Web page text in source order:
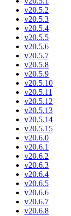
v20.5.2
v20.5.3
v20.5.4
v20.5.5
v20.5.6
v20.5.7
v20.5.8
v20.5.9
v20.5.10
v20.5.11
v20.5.12
v20.5.13
v20.5.14
v20.5.15
v20.6.0
v20.6.1
v20.6.2
v20.6.3
v20.6.4
v20.6.5
v20.6.6
v20.6.7
v20.6.8